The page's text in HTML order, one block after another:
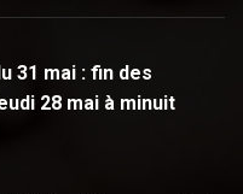
31 mai : fin des
28 mai à minuit